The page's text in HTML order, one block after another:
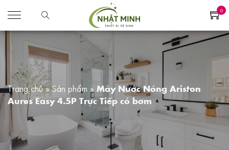
0
Trang chủ»Sản phẩm » Máy Nước Nóng Ariston
Aures Easy 4.5P Trực Tiếp có bơm